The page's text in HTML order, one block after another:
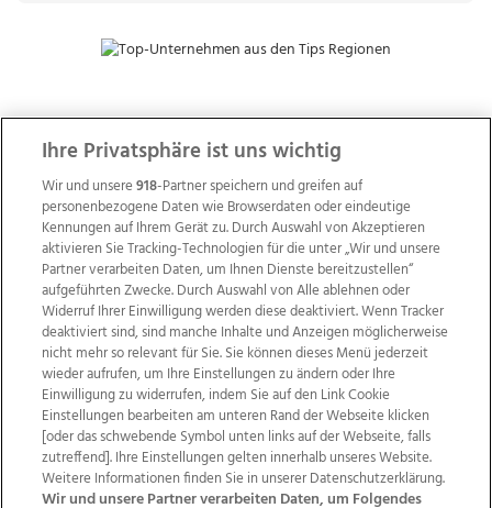
ZUR NACHRICHTENÜBERSICHT
Wir über uns Mediadaten Kontakt
Jobs
Datenschutz
Impressum
AGB Anzeigekunden
AGB Website
Ehrenkodex Politische Werbung
Ihre Privatsphäre ist uns wichtig
Wir und unsere918-Partner speichern und greifen auf
personenbezogene Daten wie Browserdaten oder eindeutige
Kennungen auf Ihrem Gerät zu. Durch Auswahl von Akzeptieren
aktivieren Sie Tracking-Technologien für die unter „Wir und unsere
Partner verarbeiten Daten, um Ihnen Dienste bereitzustellen“
aufgeführten Zwecke. Durch Auswahl von Alle ablehnen oder
Widerruf Ihrer Einwilligung werden diese deaktiviert. Wenn Tracker
deaktiviert sind, sind manche Inhalte und Anzeigen möglicherweise
nicht mehr so relevant für Sie. Sie können dieses Menü jederzeit
wieder aufrufen, um Ihre Einstellungen zu ändern oder Ihre
Einwilligung zu widerrufen, indem Sie auf den Link Cookie
Einstellungen bearbeiten am unteren Rand der Webseite klicken
[oder das schwebende Symbol unten links auf der Webseite, falls
zutreffend]. Ihre Einstellungen gelten innerhalb unseres Website.
Weitere Informationen finden Sie in unserer Datenschutzerklärung.
Wir und unsere Partner verarbeiten Daten, um Folgendes